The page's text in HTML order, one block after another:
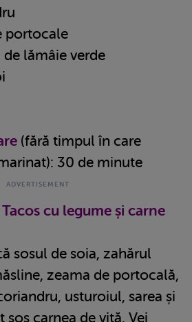
portocale
lămâie verde
(fără timpul în care
30 de minute
cu legume și carne
sosul de soia, zahărul
zeama de portocală,
usturoiul, sarea și
sos carnea de vită. Vei